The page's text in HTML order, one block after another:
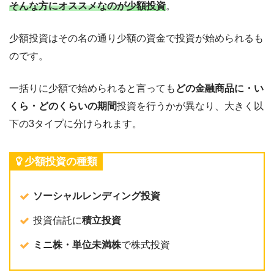
そんな方にオススメなのが少額投資。
少額投資はその名の通り少額の資金で投資が始められるも
のです。
一括りに少額で始められると言っても どの金融商品に・い
くら・どのくらいの期間投資を行うかが異なり、大きく以
下の3タイプに分けられます。
少額投資の種類
ソーシャルレンディング投資
投資信託に積立投資
ミニ株・単位未満株で株式投資